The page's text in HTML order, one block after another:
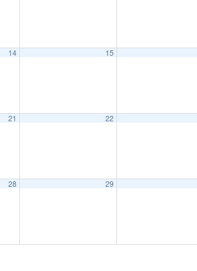
14 15
21 22
28 29